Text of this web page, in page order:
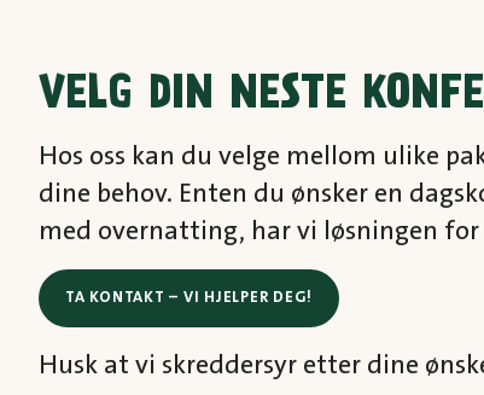
VELG DIN NESTE
Hos oss kan du velge mellom ulike
dine behov. Enten du ønsker en
med overnatting, har vi løsningen for
TA KONTAKT – VI HJELPER DEG!
Husk at vi skreddersyr etter dine